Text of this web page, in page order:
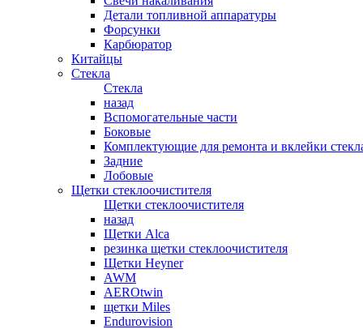
Детали топливной аппаратуры
Форсунки
Карбюратор
Китайцы
Стекла
Стекла
назад
Вспомогательные части
Боковые
Комплектующие для ремонта и вклейки
Задние
Лобовые
Щетки стеклоочистителя
Щетки стеклоочистителя
назад
Щетки Alca
резинка щетки стеклоочистителя
Щетки Heyner
AWM
AEROtwin
щетки Miles
Endurovision